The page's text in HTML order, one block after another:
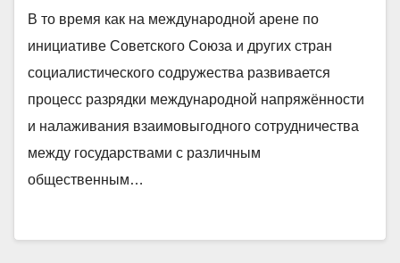
В то время как на международной арене по
инициативе Советского Союза и других стран
социалистического содружества развивается
процесс разрядки международной напряжённости
и налаживания взаимовыгодного сотрудничества
между государствами с различным
общественным…